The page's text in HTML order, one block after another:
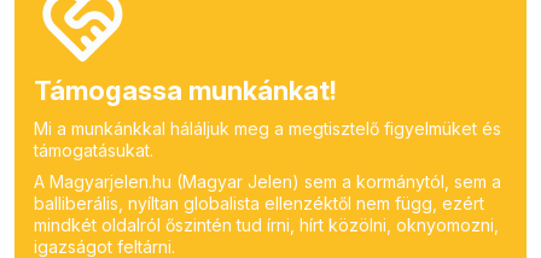
Támogassa munkánkat!
Mi a munkánkkal háláljuk meg a megtisztelő figyelmüket és
támogatásukat.
A Magyarjelen.hu (Magyar Jelen) sem a kormánytól, sem a
balliberális, nyíltan globalista ellenzéktől nem függ, ezért
mindkét oldalról őszintén tud írni, hírt közölni, oknyomozni,
igazságot feltárni.